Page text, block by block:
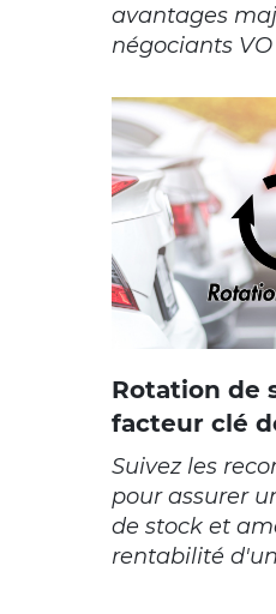
avantages
négociants VO
Rotation de
facteur clé
Suivez les
pour assurer
de stock et
rentabilité